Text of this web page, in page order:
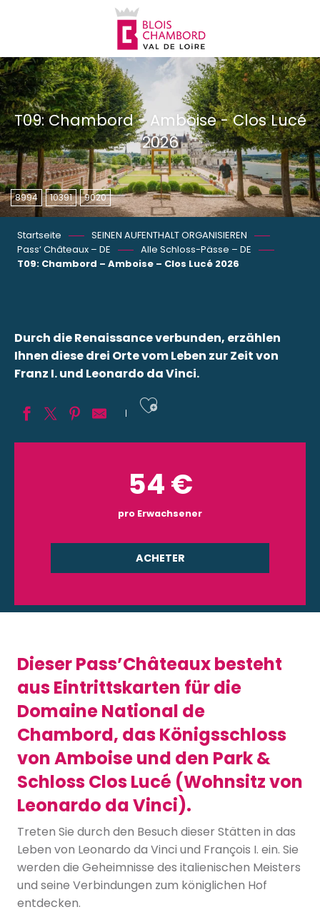
principal
T09: Chambord - Amboise - Clos Lucé
2026
8994 10391 9020
Startseite
SEINEN AUFENTHALT ORGANISIEREN
Pass‘ Châteaux – DE
Alle Schloss-Pässe – DE
T09: Chambord – Amboise – Clos Lucé 2026
Durch die Renaissance verbunden, erzählen
Ihnen diese drei Orte vom Leben zur Zeit von
Franz I. und Leonardo da Vinci.
Ajouter aux
54€
pro Erwachsener
ACHETER
Dieser Pass’Châteaux besteht
aus Eintrittskarten für die
Domaine National de
Chambord, das Königsschloss
von Amboise und den Park &
Schloss Clos Lucé (Wohnsitz von
Leonardo da Vinci).
Treten Sie durch den Besuch dieser Stätten in das
Leben von Leonardo da Vinci und François I. ein. Sie
werden die Geheimnisse des italienischen Meisters
und seine Verbindungen zum königlichen Hof
entdecken.